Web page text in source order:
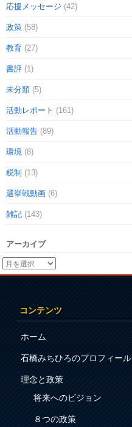
応援メッセージ (42)
政策 (58)
教育 (27)
書評 (1)
未分類 (5)
活動レポート (161)
活動報告 (89)
環境 (8)
税制 (13)
選挙戦動画 (6)
雑記 (143)
アーカイブ
コンテンツ
ホーム
石橋みちひろのプロフィール
理念と政策
将来へのビジョン
８つの政策